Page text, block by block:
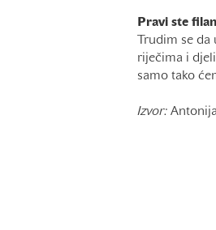
Pravi ste
Trudim se
riječima i
samo tako
Izvor: